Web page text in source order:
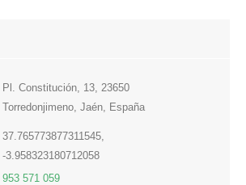
Pl. Constitución, 13, 23650
Torredonjimeno, Jaén, España
37.765773877311545,
-3.958323180712058
953 571 059